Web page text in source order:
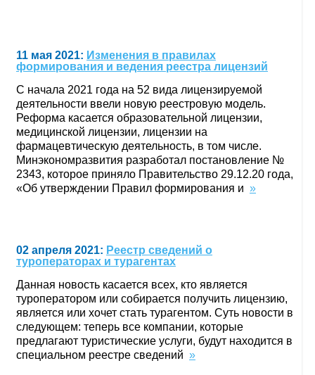
11 мая 2021: Изменения в правилах
формирования и ведения реестра лицензий
С начала 2021 года на 52 вида лицензируемой
деятельности ввели новую реестровую модель.
Реформа касается образовательной лицензии,
медицинской лицензии, лицензии на
фармацевтическую деятельность, в том числе.
Минэкономразвития разработал постановление №
2343, которое приняло Правительство 29.12.20 года,
«Об утверждении Правил формирования и »
02 апреля 2021: Реестр сведений о
туроператорах и турагентах
Данная новость касается всех, кто является
туроператором или собирается получить лицензию,
является или хочет стать турагентом. Суть новости в
следующем: теперь все компании, которые
предлагают туристические услуги, будут находится в
специальном реестре сведений »